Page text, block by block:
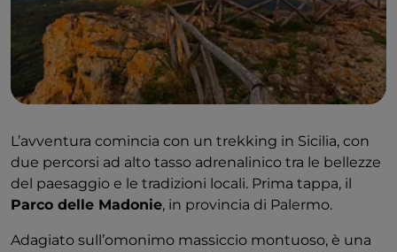
L’avventura comincia con un trekking in Sicilia, con
due percorsi ad alto tasso adrenalinico tra le bellezze
del paesaggio e le tradizioni locali. Prima tappa, il
Parco delle Madonie, in provincia di Palermo.
Adagiato sull’omonimo massiccio montuoso, è una